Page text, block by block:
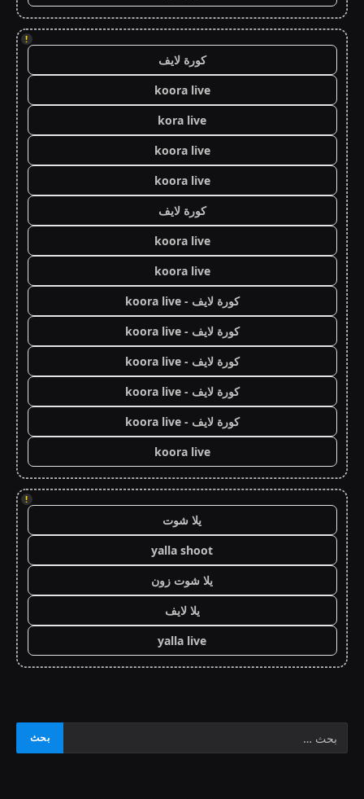
!
كورة لايف
koora live
kora live
koora live
koora live
كورة لايف
koora live
koora live
كورة لايف - koora live
كورة لايف - koora live
كورة لايف - koora live
كورة لايف - koora live
كورة لايف - koora live
koora live
!
يلا شوت
yalla shoot
يلا شوت زون
يلا لايف
yalla live